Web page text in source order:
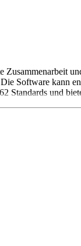
Software kann
und